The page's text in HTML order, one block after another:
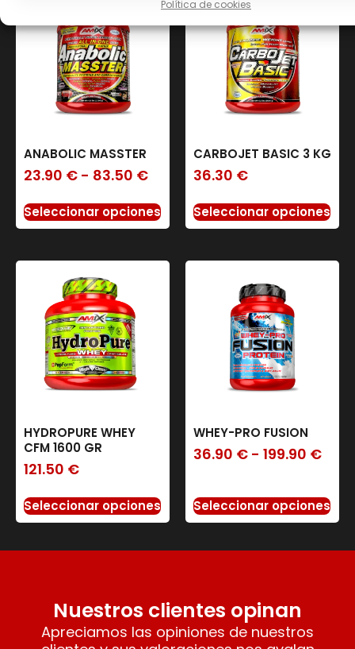
Política de cookies
ANABOLIC MASSTER
23.90 € - 83.50 €
Seleccionar opciones
CARBOJET BASIC 3 KG
36.30 €
Seleccionar opciones
HYDROPURE WHEY
CFM 1600 GR
121.50 €
Seleccionar opciones
WHEY-PRO FUSION
36.90 € - 199.90 €
Seleccionar opciones
Nuestros clientes opinan
Apreciamos las opiniones de nuestros